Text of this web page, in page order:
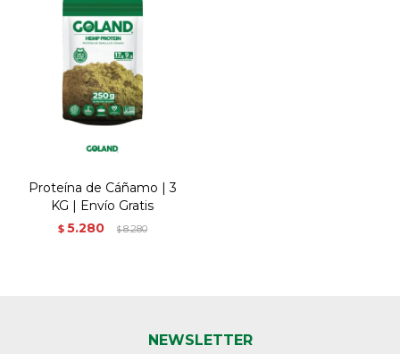
Proteína de Cáñamo | 3
KG | Envío Gratis
$ 5.280 $8.280
NEWSLETTER